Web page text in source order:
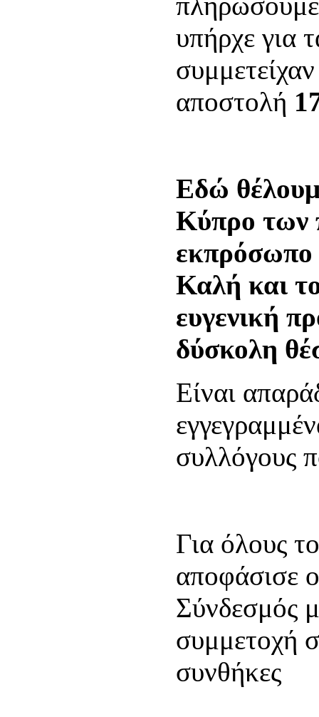
υπήρχε για
αποστολή
Εδώ
Κύπρο των
εκπρόσωπο
Καλή και
ευγενική
δύσκολη
Είναι
συλλόγους
Για όλους
αποφάσισε
Σύνδεσμός
συμμετοχή
συνθήκες